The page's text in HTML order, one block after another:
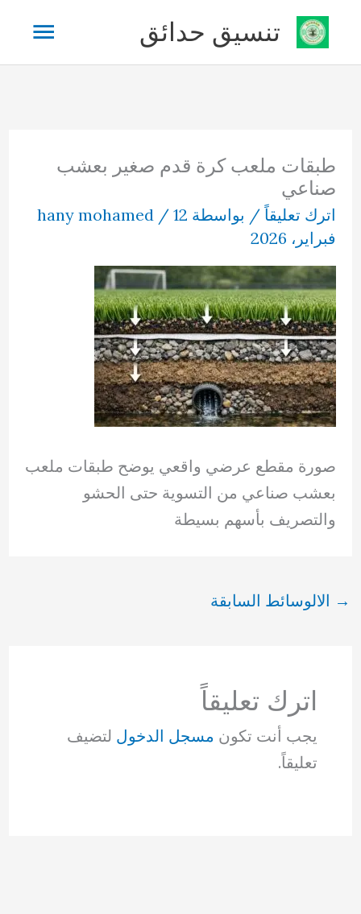
تخطي
المحتوى
تنسيق حدائق
طبقات ملعب كرة قدم صغير بعشب
صناعي
اترك تعليقاً / بواسطة hany mohamed /12
فبراير، 2026
صورة مقطع عرضي واقعي يوضح طبقات ملعب
بعشب صناعي من التسوية حتى الحشو
والتصريف بأسهم بسيطة
→ الالوسائط السابقة
اترك تعليقاً
يجب أنت تكون مسجل الدخول لتضيف
تعليقاً.